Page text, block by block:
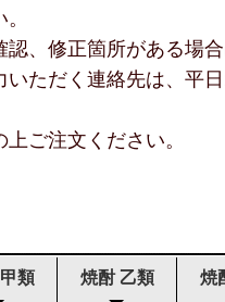
認、修正箇所がある場
いただく連絡先は、平
ご注文ください。
類 焼酎 乙類 焼